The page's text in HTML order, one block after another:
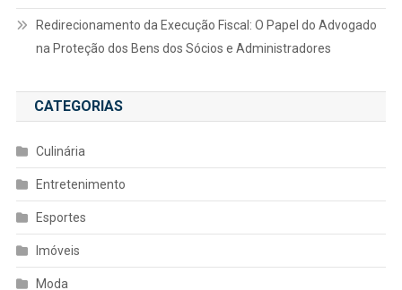
Redirecionamento da Execução Fiscal: O Papel do Advogado
na Proteção dos Bens dos Sócios e Administradores
CATEGORIAS
Culinária
Entretenimento
Esportes
Imóveis
Moda